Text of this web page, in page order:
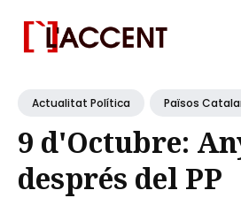
forActualitat Política Països
9 d'Octubre:
després del PP